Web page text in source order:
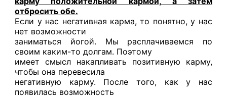
отбросить обе.
Если у нас негативная карма, то понятно, у нас
нет возможности
заниматься йогой. Мы расплачиваемся по
своим каким-то долгам. Поэтому
имеет смысл накапливать позитивную карму,
чтобы она перевесила
негативную карму. После того, как у нас
появилась возможность